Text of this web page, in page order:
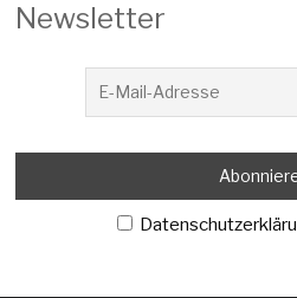
Newsletter